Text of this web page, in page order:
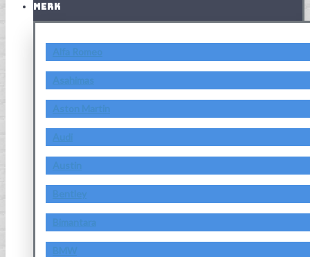
MERK
Alfa Romeo
Asahimas
Aston Martin
Audi
Austin
Bentley
Bimantara
BMW